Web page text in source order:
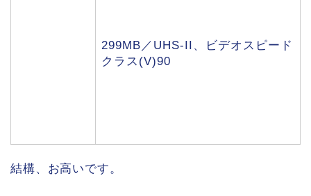
299MB／UHS-II、ビデオスピード
クラス(V)90
結構、お高いです。